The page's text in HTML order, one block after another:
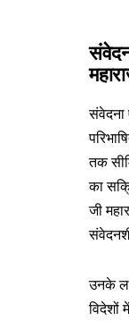
संवेदना
तक
का
जी
उनके
विदेशों